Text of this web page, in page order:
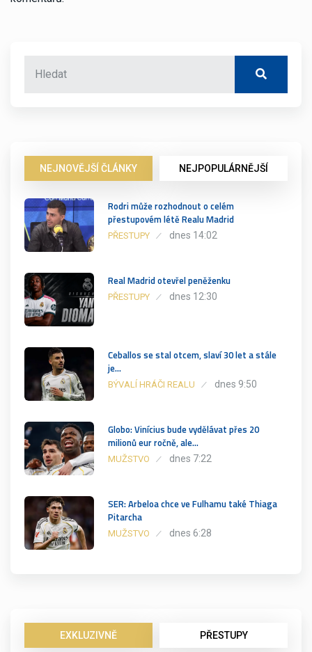
NEJNOVĚJŠÍ ČLÁNKY NEJPOPULÁRNĚJŠÍ
Rodri může rozhodnout o celém
přestupovém létě Realu Madrid
PŘESTUPY dnes 14:02
Real Madrid otevřel peněženku
PŘESTUPY dnes 12:30
Ceballos se stal otcem, slaví 30 let a stále
je…
BÝVALÍ HRÁČI REALU dnes 9:50
Globo: Vinícius bude vydělávat přes 20
milionů eur ročně, ale…
MUŽSTVO dnes 7:22
SER: Arbeloa chce ve Fulhamu také Thiaga
Pitarcha
MUŽSTVO dnes 6:28
EXKLUZIVNĚ PŘESTUPY